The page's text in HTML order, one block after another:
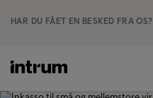
HAR DU FÅET EN BESKED FRA OS?